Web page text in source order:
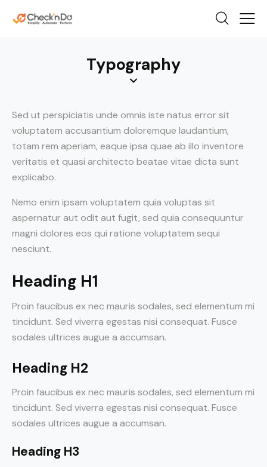
Typography
Sed ut perspiciatis unde omnis iste natus error sit
voluptatem accusantium doloremque laudantium,
totam rem aperiam, eaque ipsa quae ab illo inventore
veritatis et quasi architecto beatae vitae dicta sunt
explicabo.
Nemo enim ipsam voluptatem quia voluptas sit
aspernatur aut odit aut fugit, sed quia consequuntur
magni dolores eos qui ratione voluptatem sequi
nesciunt.
Heading H1
Proin faucibus ex nec mauris sodales, sed elementum mi
tincidunt. Sed viverra egestas nisi consequat. Fusce
sodales ultrices augue a accumsan.
Heading H2
Proin faucibus ex nec mauris sodales, sed elementum mi
tincidunt. Sed viverra egestas nisi consequat. Fusce
sodales ultrices augue a accumsan.
Heading H3